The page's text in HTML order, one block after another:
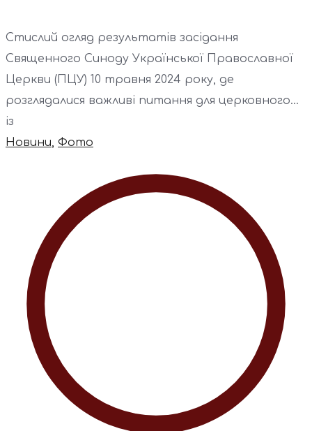
Стислий огляд результатів засідання
Священного Синоду Української Православної
Церкви (ПЦУ) 10 травня 2024 року, де
розглядалися важливі питання для церковного...
із
Новини, Фото